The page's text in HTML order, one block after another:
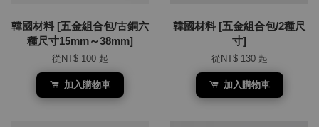
韓國材料 [五金組合包/古銅六
種尺寸15mm～38mm]
從 NT$ 100 起
加入購物車
韓國材料 [五金組合包/2種尺
寸]
從 NT$ 130 起
加入購物車